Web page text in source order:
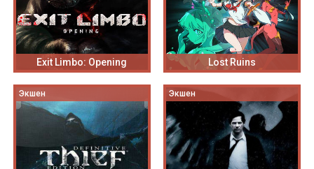
Exit Limbo: Opening Lost Ruins
Экшен Экшен